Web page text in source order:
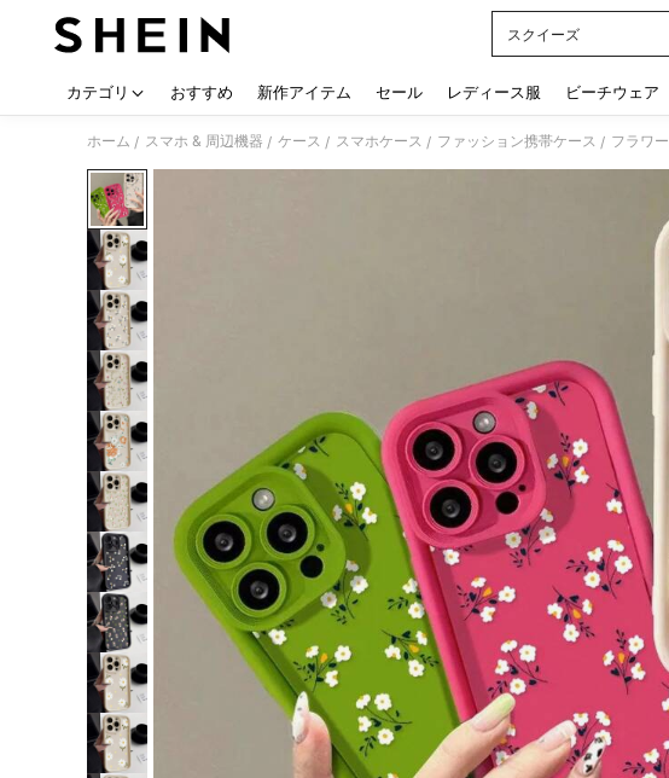
スクイーズ
カテゴリ おすすめ 新作アイテム セール レディース服 ビーチウェア
ホーム / スマホ & 周辺機器 / ケース / スマホケース / ファッション携帯ケース /